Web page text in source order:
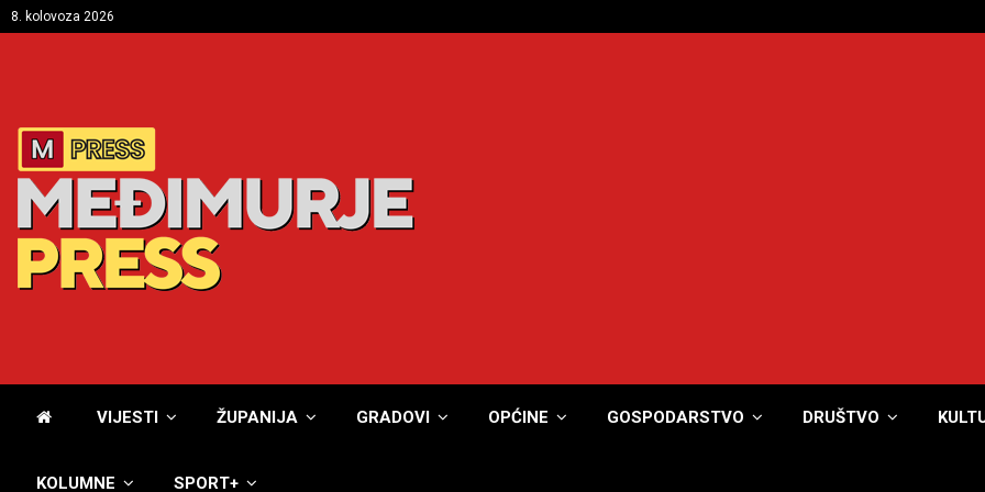
8. kolovoza 2026
VIJESTI ŽUPANIJA GRADOVI OPĆINE GOSPODARSTVO DRUŠTVO
KOLUMNE SPORT+